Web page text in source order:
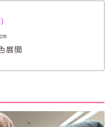
展開